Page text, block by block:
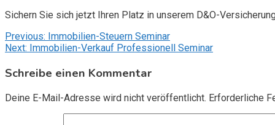
Sichern Sie sich jetzt Ihren Platz in unserem D&O-
Beitragsnavigation
Previous: Immobilien-Steuern Seminar
Next: Immobilien-Verkauf Professionell Seminar
Schreibe einen Kommentar
Deine E-Mail-Adresse wird nicht veröffentlicht. Erforderliche